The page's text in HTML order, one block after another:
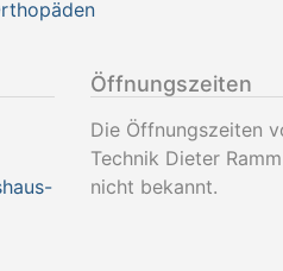
Öffnungszeiten
Die Öffnungszeiten
Technik Dieter
nicht bekannt.